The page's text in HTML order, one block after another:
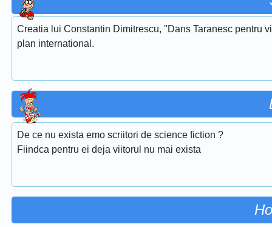
Creatia lui Constantin Dimitrescu, ''Dans Taranesc pentru
plan international.
De ce nu exista emo scriitori de science fiction ?
Fiindca pentru ei deja viitorul nu mai exista